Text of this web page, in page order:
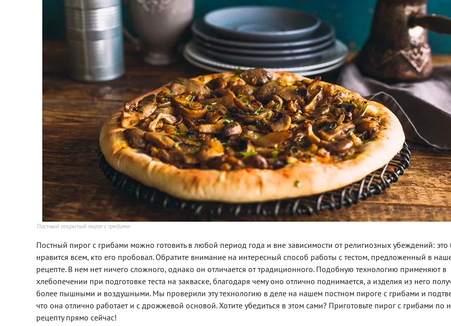
Постный открытый пирог с грибами
Постный пирог с грибами можно готовить в любой период года и вне зависимости от религиозных убеждений:
нравится всем, кто его пробовал. Обратите внимание на интересный способ работы с тестом, предложенный в
рецепте. В нем нет ничего сложного, однако он отличается от традиционного. Подобную технологию применяют в
хлебопечении при подготовке теста на закваске, благодаря чему оно отлично поднимается, а изделия из него
более пышными и воздушными. Мы проверили эту технологию в деле на нашем постном пироге с грибами и
что она отлично работает и с дрожжевой основой. Хотите убедиться в этом сами? Приготовьте пирог с грибами по
рецепту прямо сейчас!